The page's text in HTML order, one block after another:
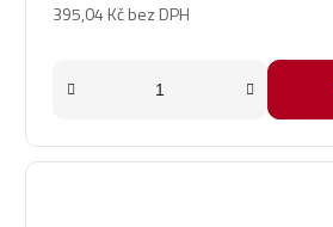
395,04 Kč bez DPH